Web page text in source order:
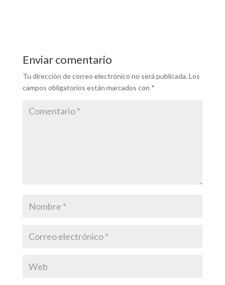
Enviar comentario
Tu dirección de correo electrónico no será publicada. Los
campos obligatorios están marcados con *